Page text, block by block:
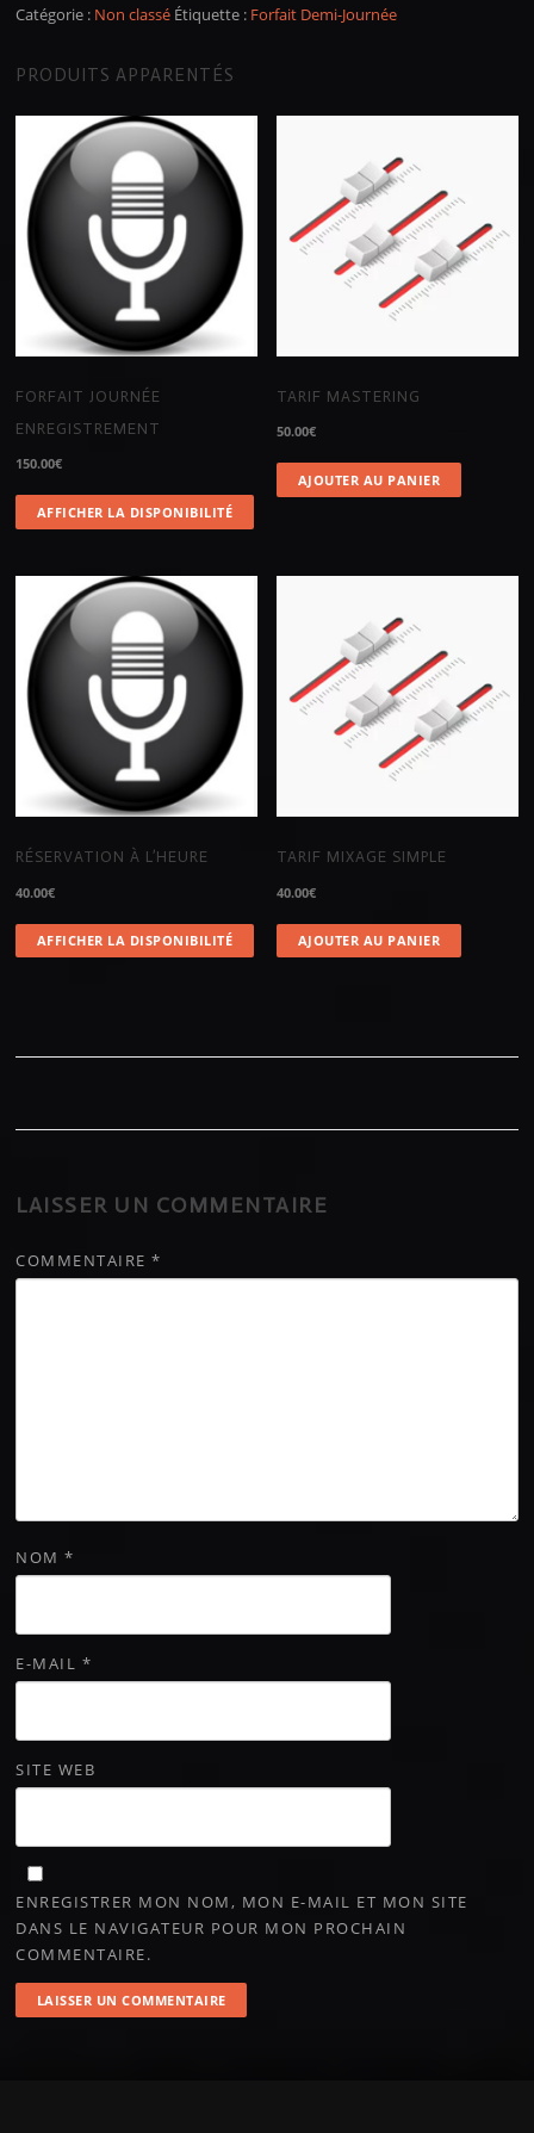
Catégorie : Non classé Étiquette : Forfait Demi-Journée
PRODUITS APPARENTÉS
FORFAIT JOURNÉE
ENREGISTREMENT
150.00€
AFFICHER LA DISPONIBILITÉ
TARIF MASTERING
50.00€
AJOUTER AU PANIER
RÉSERVATION À L’HEURE
40.00€
AFFICHER LA DISPONIBILITÉ
TARIF MIXAGE SIMPLE
40.00€
AJOUTER AU PANIER
LAISSER UN COMMENTAIRE
COMMENTAIRE*
NOM*
E-MAIL *
SITE WEB
ENREGISTRER MON NOM, MON E-MAIL ET MON SITE
DANS LE NAVIGATEUR POUR MON PROCHAIN
COMMENTAIRE.